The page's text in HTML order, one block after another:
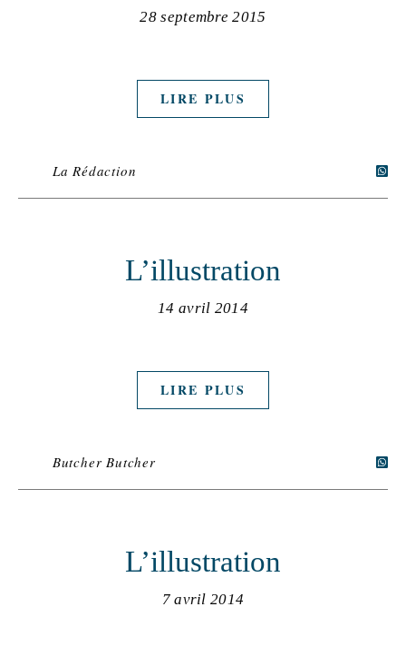
28 septembre 2015
LIRE PLUS
La Rédaction
L’illustration
14 avril 2014
LIRE PLUS
Butcher Butcher
L’illustration
7 avril 2014